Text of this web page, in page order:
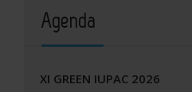
Agenda
XI GREEN IUPAC 2026